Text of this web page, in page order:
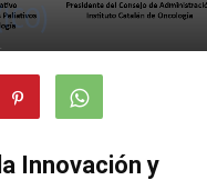
Innovación y